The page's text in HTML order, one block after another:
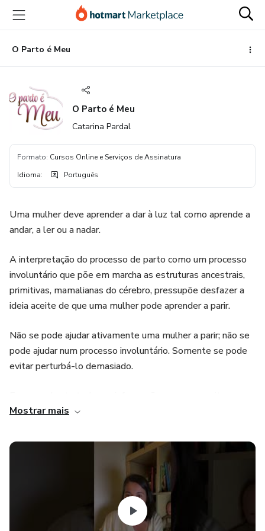
para
conteúdo
principal
para
pagamento
para
rodapé
O Parto é Meu
O Parto é Meu
Catarina Pardal
Formato: Cursos Online e Serviços de Assinatura
Idioma: Português
Uma mulher deve aprender a dar à luz tal como aprende a
andar, a ler ou a nadar.
A interpretação do processo de parto como um processo
involuntário que põe em marcha as estruturas ancestrais,
primitivas, mamalianas do cérebro, pressupõe desfazer a
ideia aceite de que uma mulher pode aprender a parir.
Não se pode ajudar ativamente uma mulher a parir; não se
pode ajudar num processo involuntário. Somente se pode
evitar perturbá-lo demasiado.
teres um parto natural, sem intervenções desnecessárias e
E também tudo o que precisas para fazer o teu plano de
parto, saber como comunicar com a equipa médica para que
sejas respeitada e evites intervenções desnecessárias,
bem como aprender técnicas de alívio da dor - tudo
baseado em evidências científicas atuais.
Mostrar mais